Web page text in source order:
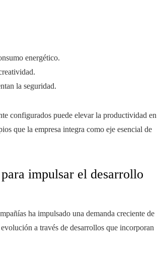
energético.
la seguridad.
configurados puede elevar la productividad en
que la empresa integra como eje esencial de
impulsar el desarrollo
ha impulsado una demanda creciente de
a través de desarrollos que incorporan